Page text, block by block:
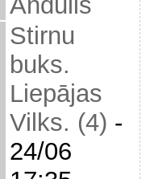
Stirnu
buks.
Liepājas
Vilks. (4) -
24/06